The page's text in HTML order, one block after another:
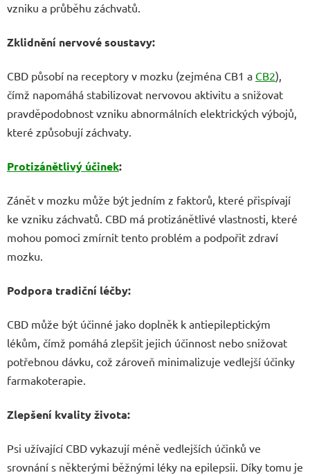
vzniku a průběhu záchvatů.
Zklidnění nervové soustavy:
CBD působí na receptory v mozku (zejména CB1 a CB2),
čímž napomáhá stabilizovat nervovou aktivitu a snižovat
pravděpodobnost vzniku abnormálních elektrických výbojů,
které způsobují záchvaty.
Protizánětlivý účinek:
Zánět v mozku může být jedním z faktorů, které přispívají
ke vzniku záchvatů. CBD má protizánětlivé vlastnosti, které
mohou pomoci zmírnit tento problém a podpořit zdraví
mozku.
Podpora tradiční léčby:
CBD může být účinné jako doplněk k antiepileptickým
lékům, čímž pomáhá zlepšit jejich účinnost nebo snižovat
potřebnou dávku, což zároveň minimalizuje vedlejší účinky
farmakoterapie.
Zlepšení kvality života:
Psi užívající CBD vykazují méně vedlejších účinků ve
srovnání s některými běžnými léky na epilepsii. Díky tomu je